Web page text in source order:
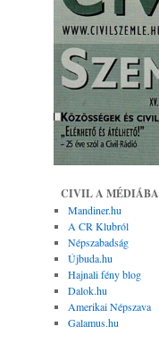
CIVIL A
Mandiner.hu
A CR Klubról
Népszabadság
Újbuda.hu
Hajnali fény blog
Dalok.hu
Amerikai Népszava
Galamus.hu